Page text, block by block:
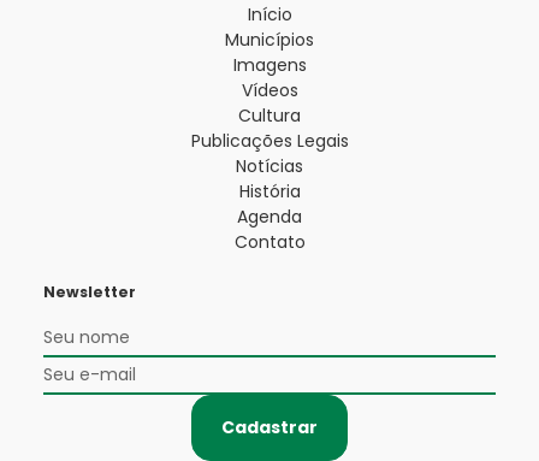
Início
Municípios
Imagens
Vídeos
Cultura
Publicações Legais
Notícias
História
Agenda
Contato
Newsletter
Cadastrar